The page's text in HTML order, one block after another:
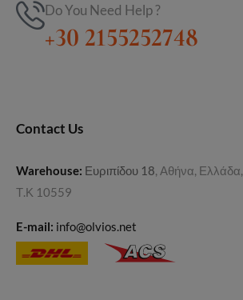
Do You Need Help ?
+30 2155252748
Contact Us
Warehouse: Ευριπίδου 18, Αθήνα, Ελλάδα,
Τ.Κ 10559
E-mail: info@olvios.net